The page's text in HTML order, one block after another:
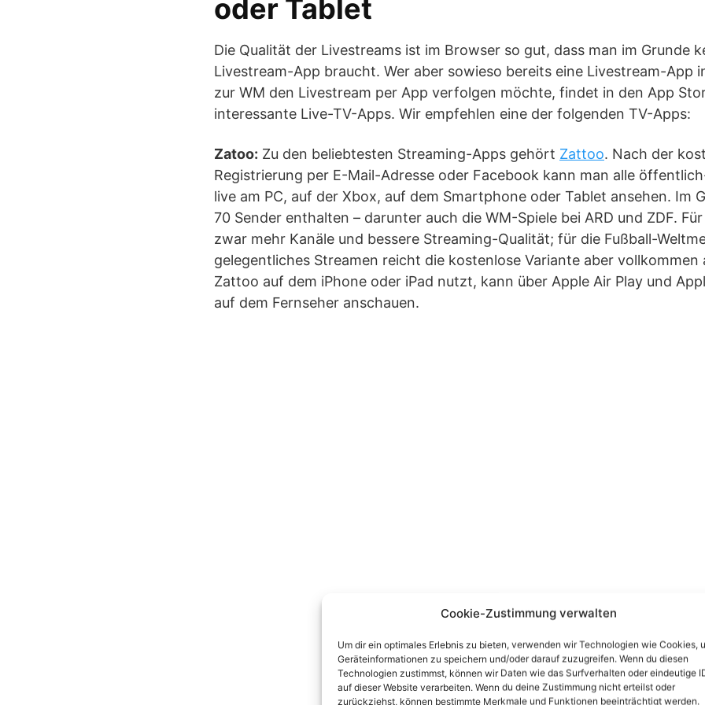
oder Tablet
Die Qualität der Livestreams ist im Browser so gut, dass man im Grunde
Livestream-App braucht. Wer aber sowieso bereits eine Livestream-App
zur WM den Livestream per App verfolgen möchte, findet in den App
interessante Live-TV-Apps. Wir empfehlen eine der folgenden TV-Apps:
Zatoo: Zu den beliebtesten Streaming-Apps gehört Zattoo. Nach der
Registrierung per E-Mail-Adresse oder Facebook kann man alle
live am PC, auf der Xbox, auf dem Smartphone oder Tablet ansehen. Im
70 Sender enthalten – darunter auch die WM-Spiele bei ARD und ZDF. Für
zwar mehr Kanäle und bessere Streaming-Qualität; für die Fußball-
gelegentliches Streamen reicht die kostenlose Variante aber vollkommen
Zattoo auf dem iPhone oder iPad nutzt, kann über Apple Air Play und
auf dem Fernseher anschauen.
Cookie-Zustimmung verwalten
Um dir ein optimales Erlebnis zu bieten, verwenden wir Technologien wie Cookies,
Geräteinformationen zu speichern und/oder darauf zuzugreifen. Wenn du diesen
Technologien zustimmst, können wir Daten wie das Surfverhalten oder eindeutige
auf dieser Website verarbeiten. Wenn du deine Zustimmung nicht erteilst oder
zurückziehst, können bestimmte Merkmale und Funktionen beeinträchtigt werden.